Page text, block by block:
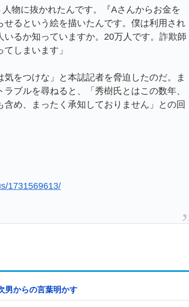
物に抜かれたんです。『Aさんからお金を
るという絵を描いたんです。僕は利用され
るか知っていますか。20万人です。詐欺師
しまいます」
をつけな」と本誌記者を脅迫したのだ。ま
ブルを尋ねると、「秀樹氏とはこの数年、
め、まったく承知しておりません」との回
1731569613/
男からの言葉明かす